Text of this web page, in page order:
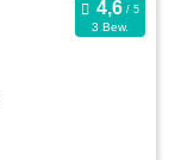
3 Bew.